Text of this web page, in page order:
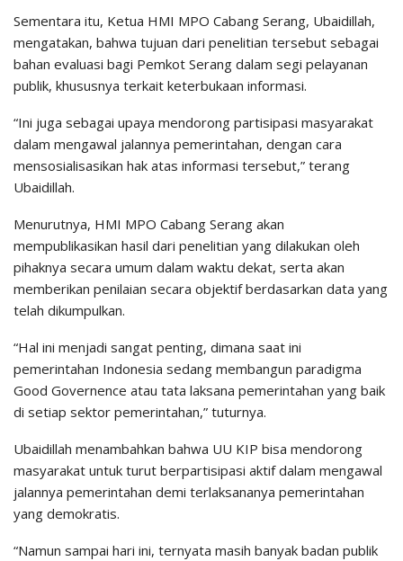
Sementara itu, Ketua HMI MPO Cabang Serang, Ubaidillah,
mengatakan, bahwa tujuan dari penelitian tersebut sebagai
bahan evaluasi bagi Pemkot Serang dalam segi pelayanan
publik, khususnya terkait keterbukaan informasi.
“Ini juga sebagai upaya mendorong partisipasi masyarakat
dalam mengawal jalannya pemerintahan, dengan cara
mensosialisasikan hak atas informasi tersebut,” terang
Ubaidillah.
Menurutnya, HMI MPO Cabang Serang akan
mempublikasikan hasil dari penelitian yang dilakukan oleh
pihaknya secara umum dalam waktu dekat, serta akan
memberikan penilaian secara objektif berdasarkan data yang
telah dikumpulkan.
“Hal ini menjadi sangat penting, dimana saat ini
pemerintahan Indonesia sedang membangun paradigma
Good Governence atau tata laksana pemerintahan yang baik
di setiap sektor pemerintahan,” tuturnya.
Ubaidillah menambahkan bahwa UU KIP bisa mendorong
masyarakat untuk turut berpartisipasi aktif dalam mengawal
jalannya pemerintahan demi terlaksananya pemerintahan
yang demokratis.
“Namun sampai hari ini, ternyata masih banyak badan publik